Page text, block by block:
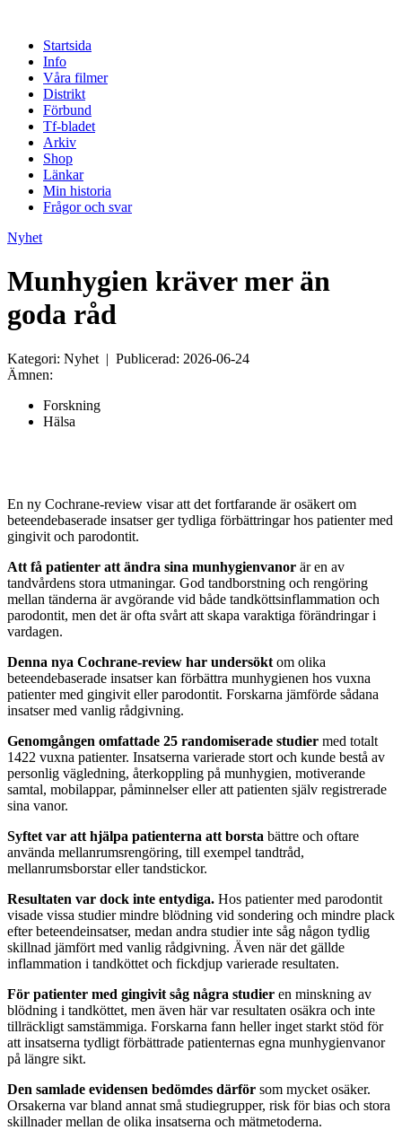
Startsida
Info
Våra filmer
Distrikt
Förbund
Tf-bladet
Arkiv
Shop
Länkar
Min historia
Frågor och svar
Nyhet
Munhygien kräver mer än
goda råd
Kategori: Nyhet | Publicerad: 2026-06-24
Ämnen:
Forskning
Hälsa
En ny Cochrane-review visar att det fortfarande är osäkert om
beteendebaserade insatser ger tydliga förbättringar hos patienter med
gingivit och parodontit.
Att få patienter att ändra sina munhygienvanor är en av
tandvårdens stora utmaningar. God tandborstning och rengöring
mellan tänderna är avgörande vid både tandköttsinflammation och
parodontit, men det är ofta svårt att skapa varaktiga förändringar i
vardagen.
Denna nya Cochrane-review har undersökt om olika
beteendebaserade insatser kan förbättra munhygienen hos vuxna
patienter med gingivit eller parodontit. Forskarna jämförde sådana
insatser med vanlig rådgivning.
Genomgången omfattade 25 randomiserade studier med totalt
1422 vuxna patienter. Insatserna varierade stort och kunde bestå av
personlig vägledning, återkoppling på munhygien, motiverande
samtal, mobilappar, påminnelser eller att patienten själv registrerade
sina vanor.
Syftet var att hjälpa patienterna att borsta bättre och oftare
använda mellanrumsrengöring, till exempel tandtråd,
mellanrumsborstar eller tandstickor.
Resultaten var dock inte entydiga. Hos patienter med parodontit
visade vissa studier mindre blödning vid sondering och mindre plack
efter beteendeinsatser, medan andra studier inte såg någon tydlig
skillnad jämfört med vanlig rådgivning. Även när det gällde
inflammation i tandköttet och fickdjup varierade resultaten.
För patienter med gingivit såg några studier en minskning av
blödning i tandköttet, men även här var resultaten osäkra och inte
tillräckligt samstämmiga. Forskarna fann heller inget starkt stöd för
att insatserna tydligt förbättrade patienternas egna munhygienvanor
på längre sikt.
Den samlade evidensen bedömdes därför som mycket osäker.
Orsakerna var bland annat små studiegrupper, risk för bias och stora
skillnader mellan de olika insatserna och mätmetoderna.